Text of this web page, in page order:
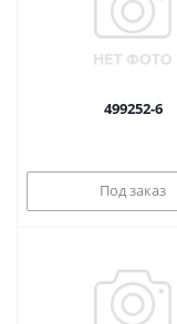
499252-6
Под заказ